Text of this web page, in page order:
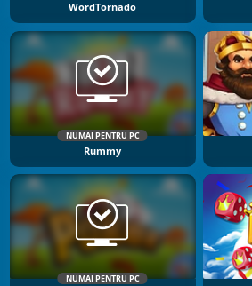
WordTornado
NUMAI PENTRU PC
Rummy
NUMAI PENTRU PC